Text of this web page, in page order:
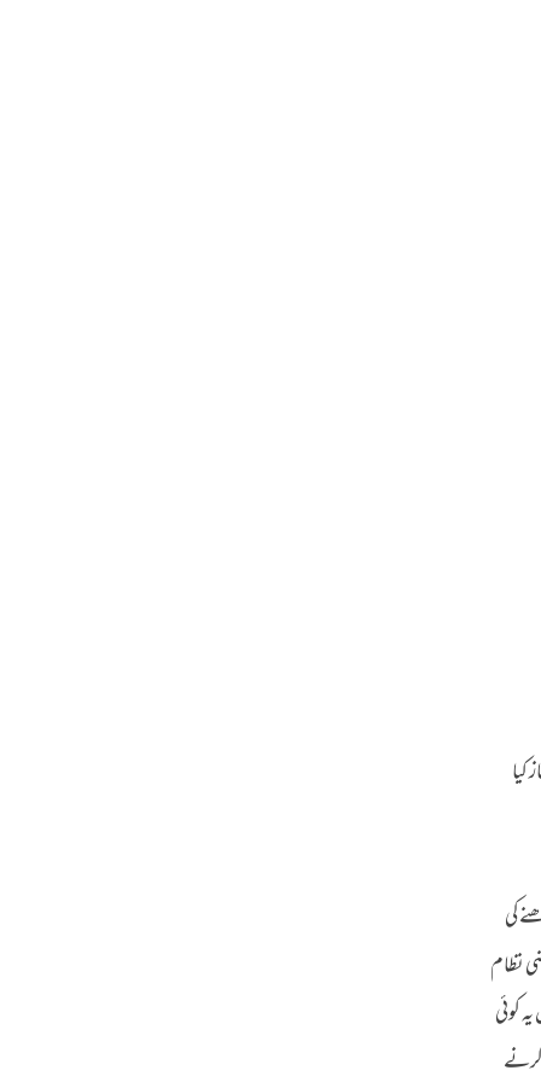
کیا
کی
نظام
کوئی